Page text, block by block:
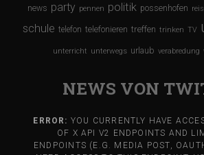
news party pennen politik possenhofen
schule telefon telefonieren treffen trinken TV
unterricht unterwegs urlaub verabredung
NEWS VON
ERROR: YOU CURRENTLY HAVE
OF X API V2 ENDPOINTS AND
ENDPOINTS (E.G. MEDIA POST,